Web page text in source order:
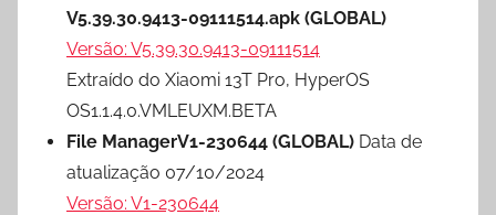
V5.39.30.9413-09111514.apk (GLOBAL)
Versão: V5.39.30.9413-09111514
Extraído do Xiaomi 13T Pro, HyperOS
OS1.1.4.0.VMLEUXM.BETA
File ManagerV1-230644 (GLOBAL) Data de
atualização 07/10/2024
Versão: V1-230644